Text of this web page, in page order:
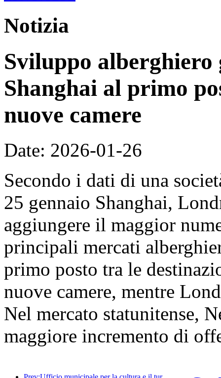
Notizia
Sviluppo alberghiero
Shanghai al primo
nuove camere
Date: 2026-01-26
Secondo i dati di una
25 gennaio Shanghai,
aggiungere il maggior
principali mercati
primo posto tra le
nuove camere, mentre
Nel mercato statunitense,
maggiore incremento di